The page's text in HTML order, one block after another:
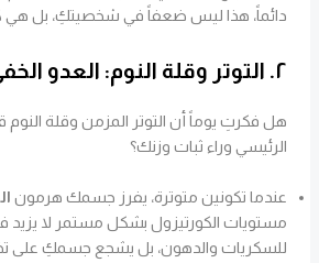
دائماً، هذا ليس ضعفاً في شخصيتكِ، بل هي
٢. التوتر وقلة النوم: العدو الخفي
هل فكرتِ يوماً أن التوتر المزمن وقلة النوم
الرئيسي وراء ثبات وزنك؟
عندما تكونين متوترة، يفرز جسمك هرمون
مستويات الكورتيزول بشكل مستمر لا
للسكريات والدهون، بل يشجع جسمكِ على